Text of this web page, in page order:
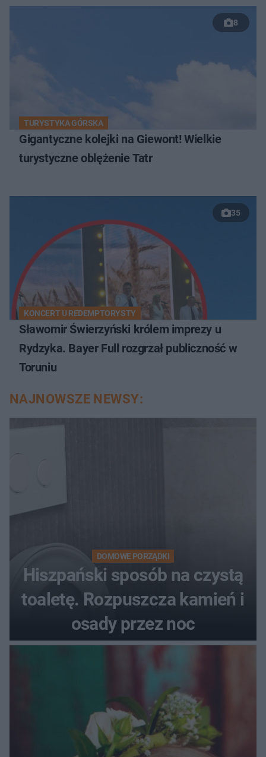
8
TURYSTYKA GÓRSKA
Gigantyczne kolejki na Giewont! Wielkie
turystyczne oblężenie Tatr
35
KONCERT U REDEMPTORYSTY
Sławomir Świerzyński królem imprezy u
Rydzyka. Bayer Full rozgrzał publiczność w
Toruniu
NAJNOWSZE NEWSY:
DOMOWE PORZĄDKI
Hiszpański sposób na czystą
toaletę. Rozpuszcza kamień i
osady przez noc